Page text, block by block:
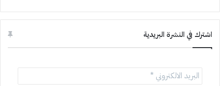
اشترك في النشرة البريدية